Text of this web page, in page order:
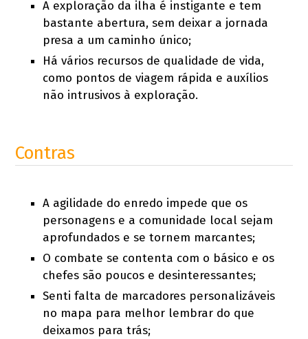
A exploração da ilha é instigante e tem
bastante abertura, sem deixar a jornada
presa a um caminho único;
Há vários recursos de qualidade de vida,
como pontos de viagem rápida e auxílios
não intrusivos à exploração.
Contras
A agilidade do enredo impede que os
personagens e a comunidade local sejam
aprofundados e se tornem marcantes;
O combate se contenta com o básico e os
chefes são poucos e desinteressantes;
Senti falta de marcadores personalizáveis
no mapa para melhor lembrar do que
deixamos para trás;